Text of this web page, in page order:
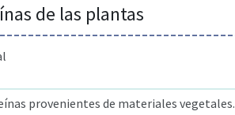
de las plantas
provenientes de materiales vegetales.